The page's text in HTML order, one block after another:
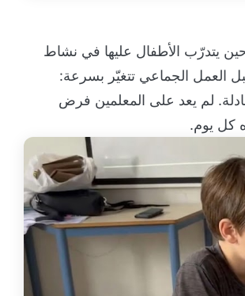
يتدرّب الأطفال عليها في نشاط
العمل الجماعي تتغيّر بسرعة:
لم يعد على المعلمين فرض
كل يوم.